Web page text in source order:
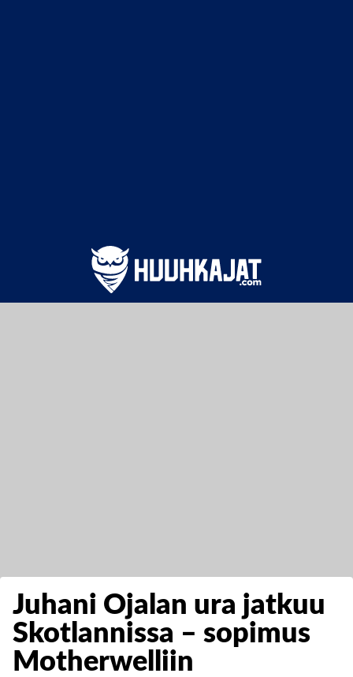
Juhani Ojalan ura jatkuu
Skotlannissa – sopimus
Motherwelliin